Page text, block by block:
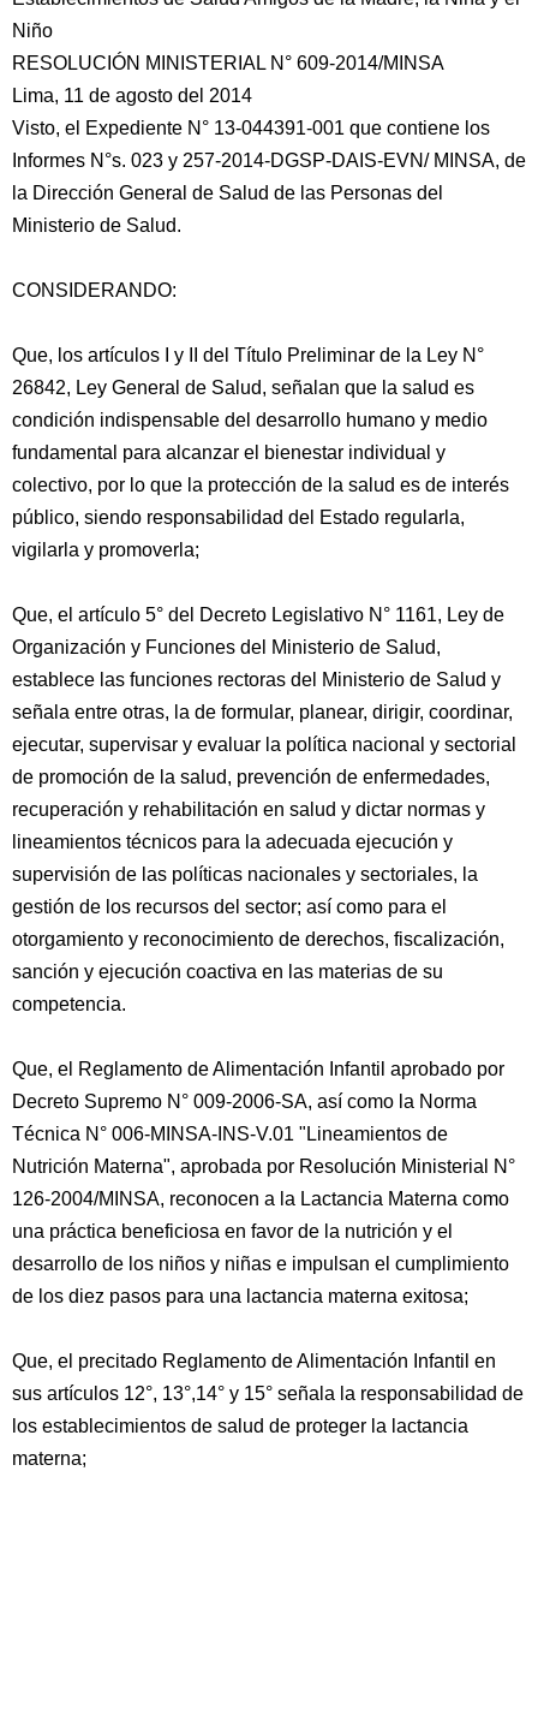
Niño
RESOLUCIÓN MINISTERIAL N° 609-2014/MINSA
Lima, 11 de agosto del 2014
Visto, el Expediente N° 13-044391-001 que contiene los
Informes N°s. 023 y 257-2014-DGSP-DAIS-EVN/ MINSA, de
la Dirección General de Salud de las Personas del
Ministerio de Salud.
CONSIDERANDO:
Que, los artículos I y II del Título Preliminar de la Ley N°
26842, Ley General de Salud, señalan que la salud es
condición indispensable del desarrollo humano y medio
fundamental para alcanzar el bienestar individual y
colectivo, por lo que la protección de la salud es de interés
público, siendo responsabilidad del Estado regularla,
vigilarla y promoverla;
Que, el artículo 5° del Decreto Legislativo N° 1161, Ley de
Organización y Funciones del Ministerio de Salud,
establece las funciones rectoras del Ministerio de Salud y
señala entre otras, la de formular, planear, dirigir, coordinar,
ejecutar, supervisar y evaluar la política nacional y sectorial
de promoción de la salud, prevención de enfermedades,
recuperación y rehabilitación en salud y dictar normas y
lineamientos técnicos para la adecuada ejecución y
supervisión de las políticas nacionales y sectoriales, la
gestión de los recursos del sector; así como para el
otorgamiento y reconocimiento de derechos, fiscalización,
sanción y ejecución coactiva en las materias de su
competencia.
Que, el Reglamento de Alimentación Infantil aprobado por
Decreto Supremo N° 009-2006-SA, así como la Norma
Técnica N° 006-MINSA-INS-V.01 "Lineamientos de
Nutrición Materna", aprobada por Resolución Ministerial N°
126-2004/MINSA, reconocen a la Lactancia Materna como
una práctica beneficiosa en favor de la nutrición y el
desarrollo de los niños y niñas e impulsan el cumplimiento
de los diez pasos para una lactancia materna exitosa;
Que, el precitado Reglamento de Alimentación Infantil en
sus artículos 12°, 13°,14° y 15° señala la responsabilidad de
los establecimientos de salud de proteger la lactancia
materna;